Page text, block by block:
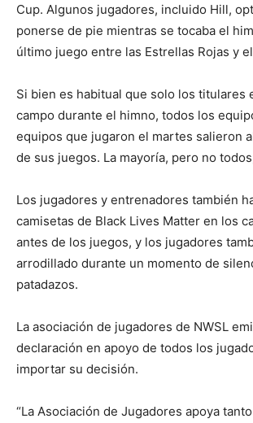
Cup. Algunos jugadores, incluido Hill,
ponerse de pie mientras se tocaba el
último juego entre las Estrellas Rojas y
Si bien es habitual que solo los titulares
campo durante el himno, todos los
equipos que jugaron el martes salieron
de sus juegos. La mayoría, pero no
Los jugadores y entrenadores también
camisetas de Black Lives Matter en los
antes de los juegos, y los jugadores
arrodillado durante un momento de
patadazos.
La asociación de jugadores de NWSL
declaración en apoyo de todos los
importar su decisión.
“La Asociación de Jugadores apoya